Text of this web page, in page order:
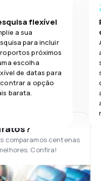
flexível
a sua
para incluir
próximos
escolha
de datas para
a opção
barata.
comparamos centenas
Confira!